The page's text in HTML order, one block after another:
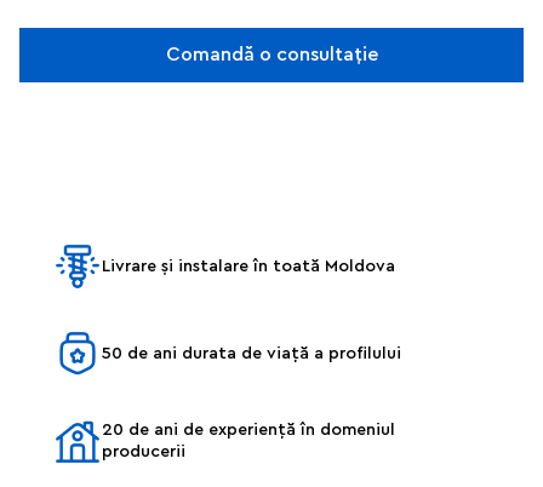
Comandă o consultație
Livrare și instalare în toată Moldova
50 de ani durata de viață a profilului
20 de ani de experiență în domeniul
producerii